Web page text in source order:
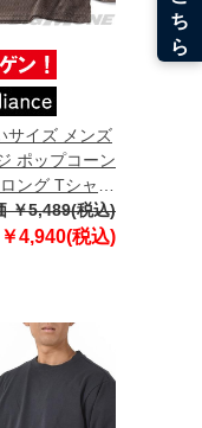
サイズ メンズ
ポップコーン
ング Tシャツ
￥5,489(税込)
￥4,940(税込)